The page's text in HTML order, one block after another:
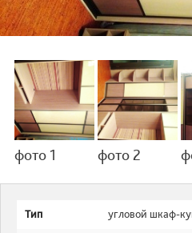
фото 1 фото 2
Тип угловой шкаф-